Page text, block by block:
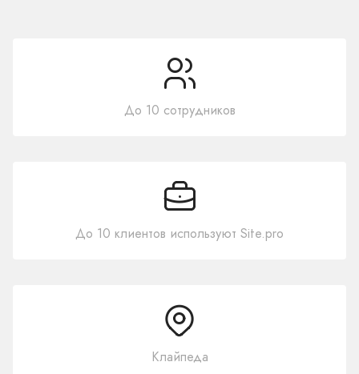
До 10 сотрудников
До 10 клиентов используют Site.pro
Клайпеда